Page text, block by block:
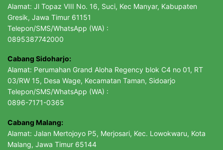
Alamat: Jl Topaz VIII No. 16, Suci, Kec Manyar, Kabupaten
Gresik, Jawa Timur 61151
Telepon/SMS/WhatsApp (WA) :
0895387742000
Cabang Sidoharjo:
Alamat: Perumahan Grand Aloha Regency blok C4 no 01, RT
03/RW 15, Desa Wage, Kecamatan Taman, Sidoarjo
Telepon/SMS/WhatsApp (WA) :
0896-7171-0365
Cabang Malang:
Alamat: Jalan Mertojoyo P5, Merjosari, Kec. Lowokwaru, Kota
Malang, Jawa Timur 65144